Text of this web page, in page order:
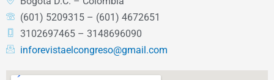
(601) 5209315 – (601) 4672651
3102697465 – 3148696090
inforevistaelcongreso@gmail.com